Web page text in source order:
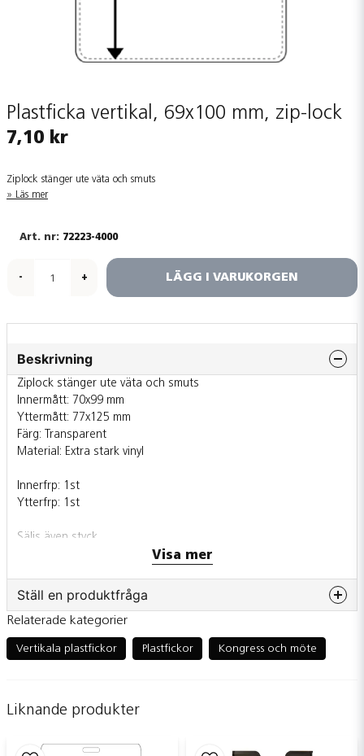
Plastficka vertikal, 69x100 mm, zip-lock
7,10 kr
Ziplock stänger ute väta och smuts
Läs mer
72223-4000
- + LÄGG I VARUKORGEN
Beskrivning
Ziplock stänger ute väta och smuts
Innermått: 70x99 mm
Yttermått: 77x125 mm
Färg: Transparent
Material: Extra stark vinyl
Innerfrp: 1st
Ytterfrp: 1st
Säljs även styck
Visa mer
Ställ en produktfråga
Fråga oss något om denna produkten...
name
Relaterade kategorier
Vertikala plastfickor Plastfickor Kongress och möte
Liknande produkter